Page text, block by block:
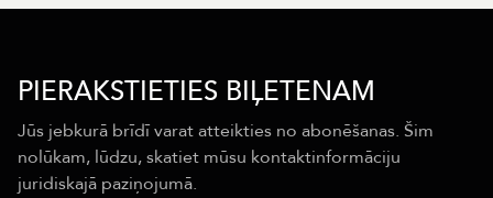
PIERAKSTIETIES BIĻETENAM
Jūs jebkurā brīdī varat atteikties no abonēšanas. Šim
nolūkam, lūdzu, skatiet mūsu kontaktinformāciju
juridiskajā paziņojumā.